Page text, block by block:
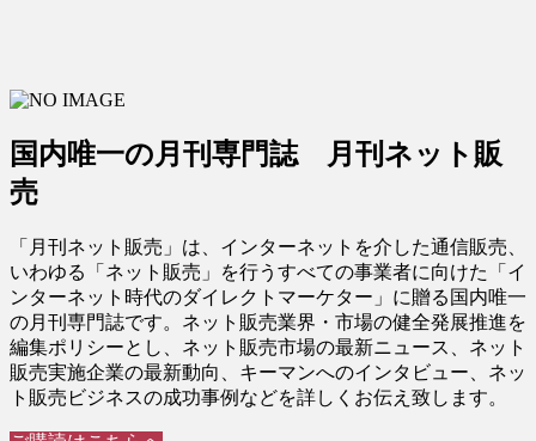
国内唯一の月刊専門誌 月刊ネット販
売
「月刊ネット販売」は、インターネットを介した通信販売、
いわゆる「ネット販売」を行うすべての事業者に向けた「イ
ンターネット時代のダイレクトマーケター」に贈る国内唯一
の月刊専門誌です。ネット販売業界・市場の健全発展推進を
編集ポリシーとし、ネット販売市場の最新ニュース、ネット
販売実施企業の最新動向、キーマンへのインタビュー、ネッ
ト販売ビジネスの成功事例などを詳しくお伝え致します。